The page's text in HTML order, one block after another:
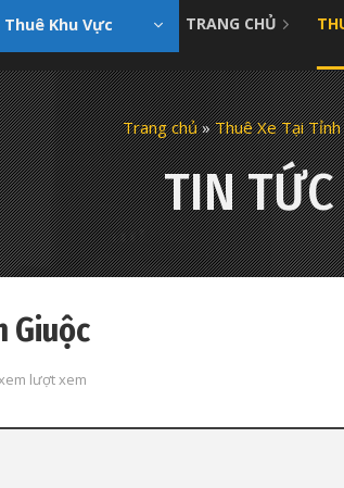
Thuê Khu Vực TRANG CHỦ
Trang chủ»Thuê Xe Tại
TIN
Giuộc
lượt xem